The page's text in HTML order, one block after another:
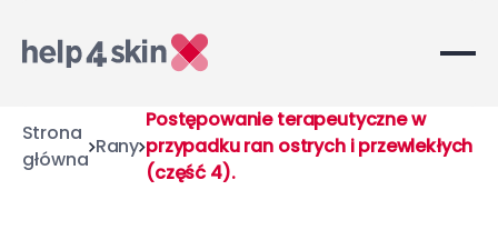
Strona
główna
Rany
Postępowanie terapeutyczne w
przypadku ran ostrych i przewlekłych
(część 4).